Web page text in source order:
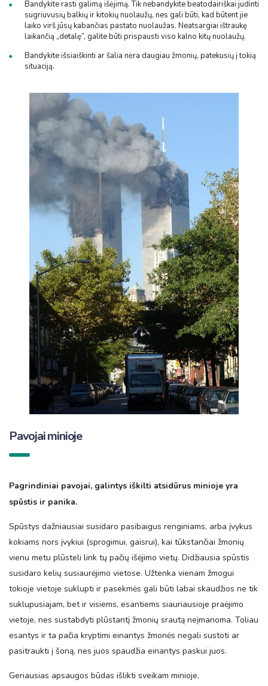
Bandykite rasti galimą išėjimą. Tik nebandykite beatodairiškai judinti
sugriuvusių balkių ir kitokių nuolaužų, nes gali būti, kad būtent jie
laiko virš jūsų kabančias pastato nuolaužas. Neatsargiai ištraukę
laikančią „detalę“, galite būti prispausti viso kalno kitų nuolaužų.
Bandykite išsiaiškinti ar šalia nėra daugiau žmonių, patekusių į tokią
situaciją.
Pavojai minioje
Pagrindiniai pavojai, galintys iškilti atsidūrus minioje yra
spūstis ir panika.
Spūstys dažniausiai susidaro pasibaigus renginiams, arba įvykus
kokiams nors įvykiui (sprogimui, gaisrui), kai tūkstančiai žmonių
vienu metu plūsteli link tų pačių išėjimo vietų. Didžiausia spūstis
susidaro kelių susiaurėjimo vietose. Užtenka vienam žmogui
tokioje vietoje suklupti ir pasekmės gali būti labai skaudžios ne tik
suklupusiajam, bet ir visiems, esantiems siauriausioje praėjimo
vietoje, nes sustabdyti plūstantį žmonių srautą neįmanoma. Toliau
esantys ir ta pačia kryptimi einantys žmonės negali sustoti ar
pasitraukti į šoną, nes juos spaudžia einantys paskui juos.
Geriausias apsaugos būdas išlikti sveikam minioje,